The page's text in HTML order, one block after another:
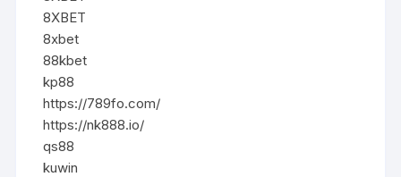
8XBET
8xbet
88kbet
kp88
https://789fo.com/
https://nk888.io/
qs88
kuwin